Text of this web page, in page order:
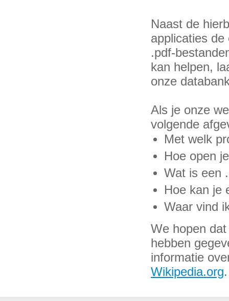
Naast de
applicaties
.pdf-
kan helpen,
onze
Als je onze
volgende
Met welk
Hoe open
Wat is een
Hoe kan je
Waar vind
We hopen
hebben
informatie
Wikipedia.org.